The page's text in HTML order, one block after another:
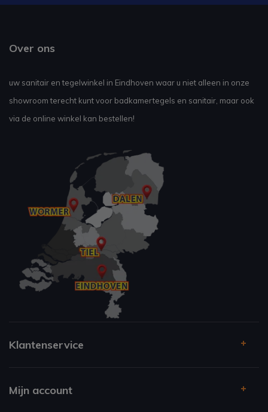
Over ons
uw sanitair en tegelwinkel in Eindhoven waar u niet alleen in onze
showroom terecht kunt voor badkamertegels en sanitair, maar ook
via de online winkel kan bestellen!
Klantenservice
Mijn account